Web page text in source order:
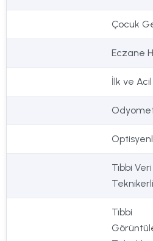
Çocuk
Eczane
İlk ve
Tıbbi
Tıbbi